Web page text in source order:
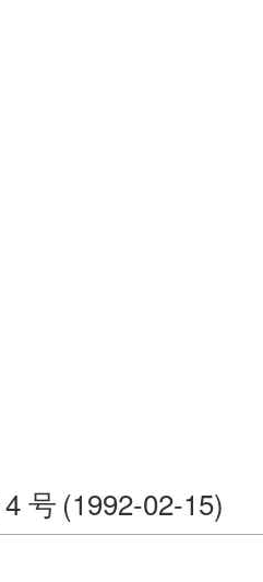
4 号 (1992-02-15)